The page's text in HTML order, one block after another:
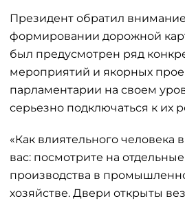
Президент обратил
формировании дорожной
был предусмотрен ряд
мероприятий и якорных
парламентарии на своем
серьезно подключаться к их
«Как влиятельного
вас: посмотрите на
производства в
хозяйстве. Двери открыты